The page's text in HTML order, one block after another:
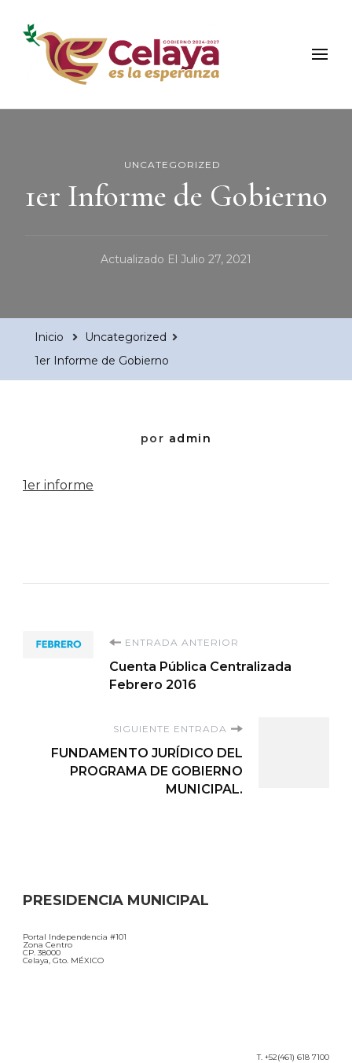
Municipio de Celaya
Portal Oficial del Municipio de Celaya
UNCATEGORIZED
1er Informe de Gobierno
Actualizado El Julio 27, 2021
Inicio
Uncategorized
1er Informe de Gobierno
por admin
1er informe
Navegación
entradas
ENTRADA ANTERIOR
Cuenta Pública Centralizada
Febrero 2016
SIGUIENTE ENTRADA
FUNDAMENTO JURÍDICO DEL
PROGRAMA DE GOBIERNO
MUNICIPAL.
PRESIDENCIA MUNICIPAL
Portal Independencia #101
Zona Centro
CP. 38000
Celaya, Gto. MÉXICO
T. +52(461) 618 7100